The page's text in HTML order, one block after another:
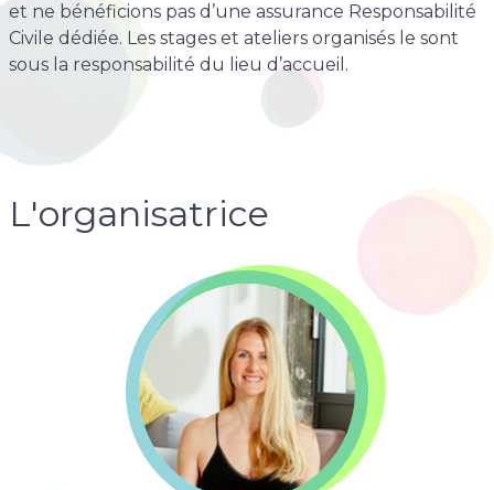
et ne bénéficions pas d’une assurance Responsabilité
Civile dédiée. Les stages et ateliers organisés le sont
sous la responsabilité du lieu d’accueil.
L'organisatrice